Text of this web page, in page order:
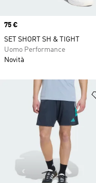
Price
75 €
SET SHORT SH & TIGHT
Uomo Performance
Novità